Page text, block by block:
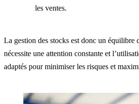
les ventes.
La gestion des stocks est donc un équilibre
nécessite une attention constante et
adaptés pour minimiser les risques et